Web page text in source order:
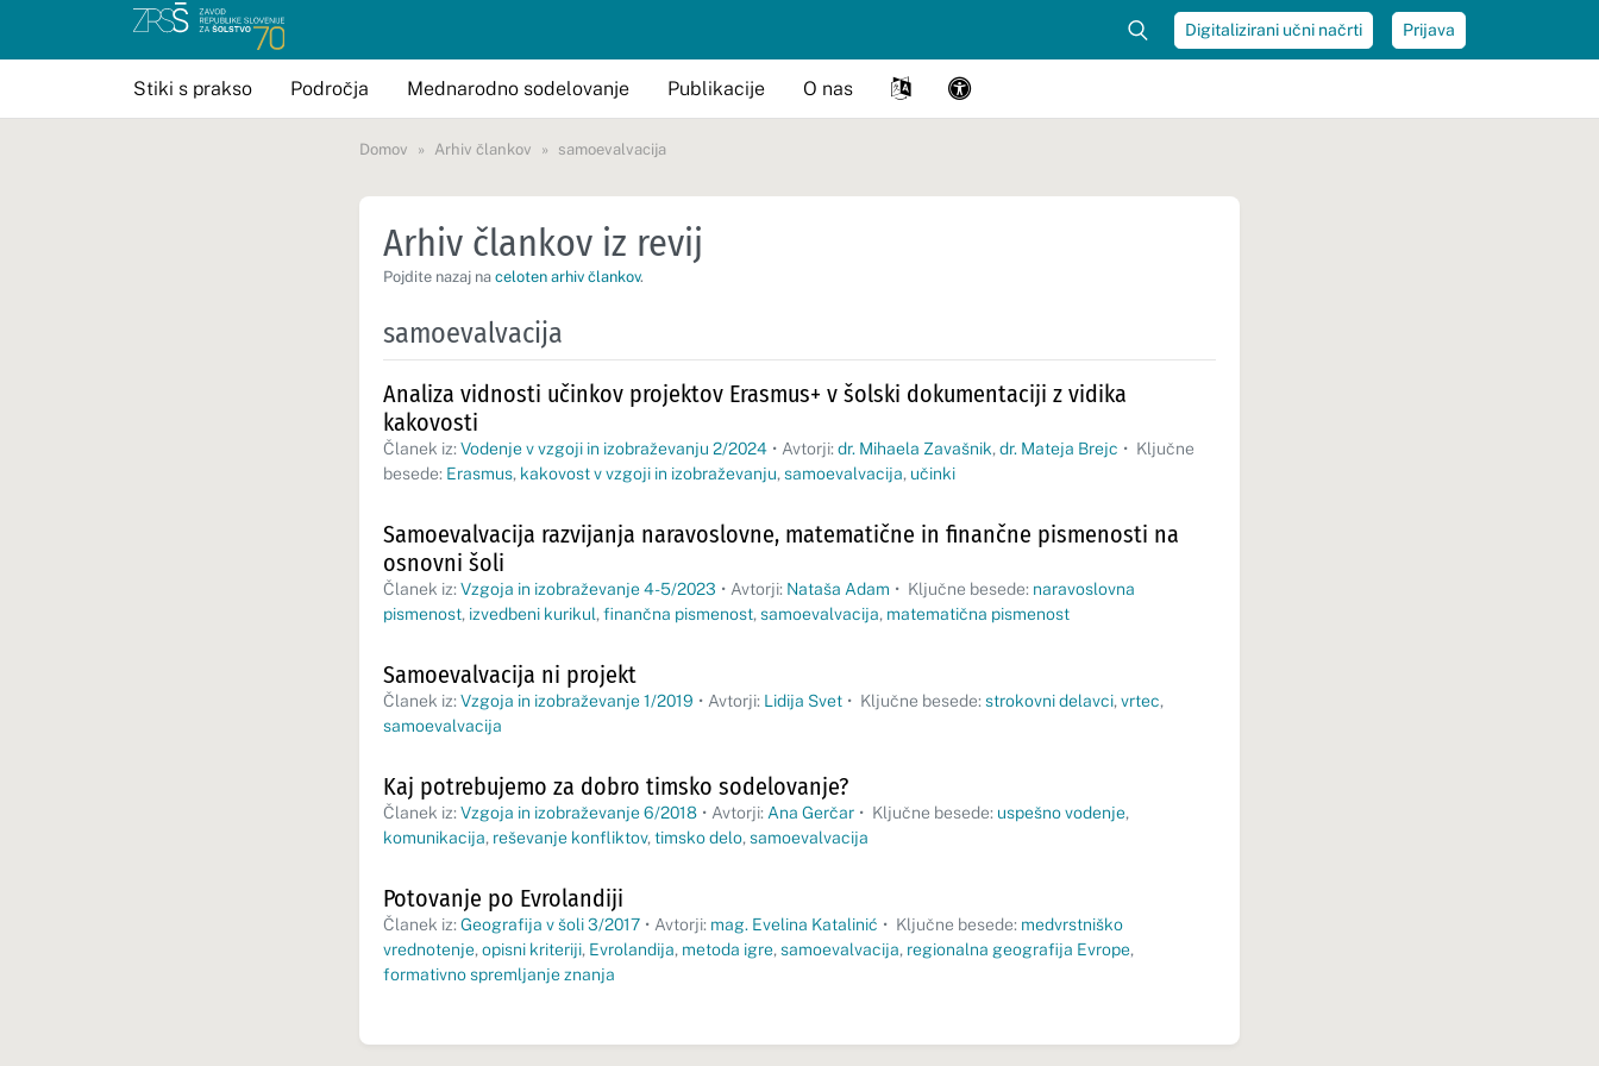
Digitalizirani učni načrti Prijava
Stiki s prakso Področja Mednarodno sodelovanje Publikacije O nas
Domov Arhiv člankov samoevalvacija
Arhiv člankov iz revij
Pojdite nazaj na celoten arhiv člankov.
samoevalvacija
Analiza vidnosti učinkov projektov Erasmus+ v šolski dokumentaciji z vidika
kakovosti
Članek iz: Vodenje v vzgoji in izobraževanju 2/2024 • Avtorji: dr. Mihaela Zavašnik, dr. Mateja Brejc • Ključne
besede: Erasmus, kakovost v vzgoji in izobraževanju, samoevalvacija, učinki
Samoevalvacija razvijanja naravoslovne, matematične in finančne pismenosti na
osnovni šoli
Članek iz: Vzgoja in izobraževanje 4-5/2023 • Avtorji: Nataša Adam • Ključne besede: naravoslovna
pismenost, izvedbeni kurikul, finančna pismenost, samoevalvacija, matematična pismenost
Samoevalvacija ni projekt
Članek iz: Vzgoja in izobraževanje 1/2019 • Avtorji: Lidija Svet • Ključne besede: strokovni delavci, vrtec,
samoevalvacija
Kaj potrebujemo za dobro timsko sodelovanje?
Članek iz: Vzgoja in izobraževanje 6/2018 • Avtorji: Ana Gerčar • Ključne besede: uspešno vodenje,
komunikacija, reševanje konfliktov, timsko delo, samoevalvacija
Potovanje po Evrolandiji
Članek iz: Geografija v šoli 3/2017 • Avtorji: mag. Evelina Katalinić • Ključne besede: medvrstniško
vrednotenje, opisni kriteriji, Evrolandija, metoda igre, samoevalvacija, regionalna geografija Evrope,
formativno spremljanje znanja